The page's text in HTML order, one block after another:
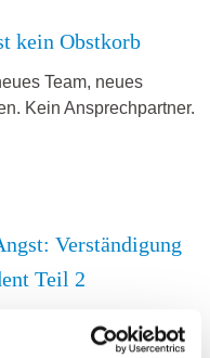
kein Obstkorb
Team, neues
Kein Ansprechpartner.
Verständigung
Teil 2
mutige